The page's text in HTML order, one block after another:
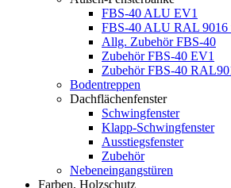
FBS-40 ALU EV1
FBS-40 ALU RAL 9016
Allg. Zubehör FBS-40
Zubehör FBS-40 EV1
Zubehör FBS-40
Bodentreppen
Dachflächenfenster
Schwingfenster
Klapp-Schwingfenster
Ausstiegsfenster
Zubehör
Nebeneingangstüren
Farben, Holzschutz